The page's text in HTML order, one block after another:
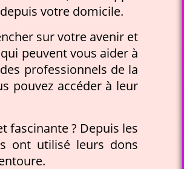
votre domicile.
sur votre avenir et
peuvent vous aider à
professionnels de la
pouvez accéder à leur
fascinante ? Depuis les
ont utilisé leurs dons